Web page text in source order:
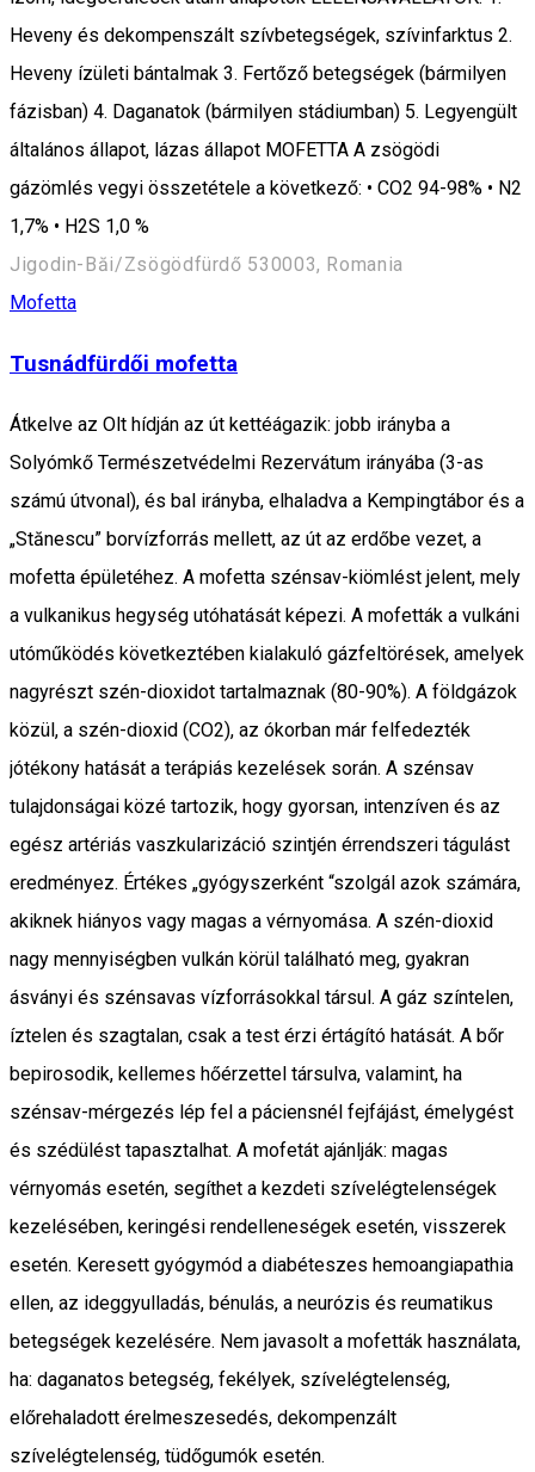
Heveny és dekompenszált szívbetegségek, szívinfarktus 2.
Heveny ízületi bántalmak 3. Fertőző betegségek (bármilyen
fázisban) 4. Daganatok (bármilyen stádiumban) 5. Legyengült
általános állapot, lázas állapot MOFETTA A zsögödi
gázömlés vegyi összetétele a következő: • CO2 94-98% • N2
1,7% • H2S 1,0 %
Jigodin-Băi/Zsögödfürdő 530003, Romania
Mofetta
Tusnádfürdői mofetta
Átkelve az Olt hídján az út kettéágazik: jobb irányba a
Solyómkő Természetvédelmi Rezervátum irányába (3-as
számú útvonal), és bal irányba, elhaladva a Kempingtábor és a
„Stănescu” borvízforrás mellett, az út az erdőbe vezet, a
mofetta épületéhez. A mofetta szénsav-kiömlést jelent, mely
a vulkanikus hegység utóhatását képezi. A mofetták a vulkáni
utóműködés következtében kialakuló gázfeltörések, amelyek
nagyrészt szén-dioxidot tartalmaznak (80-90%). A földgázok
közül, a szén-dioxid (CO2), az ókorban már felfedezték
jótékony hatását a terápiás kezelések során. A szénsav
tulajdonságai közé tartozik, hogy gyorsan, intenzíven és az
egész artériás vaszkularizáció szintjén érrendszeri tágulást
eredményez. Értékes „gyógyszerként “szolgál azok számára,
akiknek hiányos vagy magas a vérnyomása. A szén-dioxid
nagy mennyiségben vulkán körül található meg, gyakran
ásványi és szénsavas vízforrásokkal társul. A gáz színtelen,
íztelen és szagtalan, csak a test érzi értágító hatását. A bőr
bepirosodik, kellemes hőérzettel társulva, valamint, ha
szénsav-mérgezés lép fel a páciensnél fejfájást, émelygést
és szédülést tapasztalhat. A mofetát ajánlják: magas
vérnyomás esetén, segíthet a kezdeti szívelégtelenségek
kezelésében, keringési rendelleneségek esetén, visszerek
esetén. Keresett gyógymód a diabéteszes hemoangiapathia
ellen, az ideggyulladás, bénulás, a neurózis és reumatikus
betegségek kezelésére. Nem javasolt a mofetták használata,
ha: daganatos betegség, fekélyek, szívelégtelenség,
előrehaladott érelmeszesedés, dekompenzált
szívelégtelenség, tüdőgumók esetén.